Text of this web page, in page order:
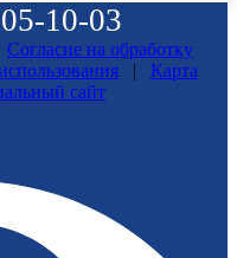
10-03
Согласие на обработку
|
Карта
сайт